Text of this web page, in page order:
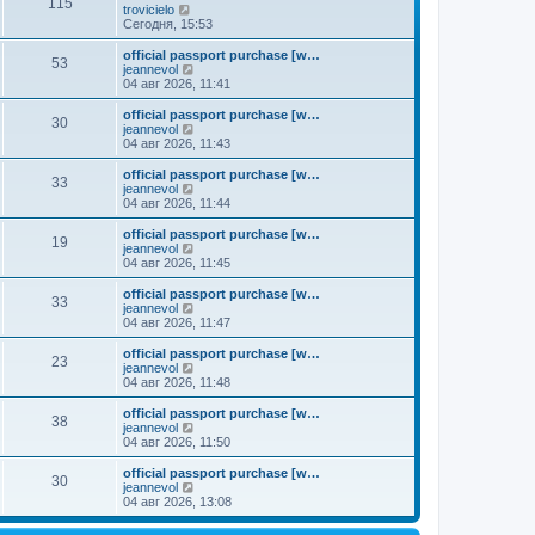
у
с
о
б
щ
е
н
и
н
е
с
о
щ
е
о
с
л
д
н
е
у
с
о
б
щ
е
н
и
115
trovicielo
е
р
е
й
т
и
п
о
с
е
д
н
е
м
у
с
о
о
б
щ
е
н
и
ю
Сегодня, 15:53
53
official passport purchase [w…
jeannevol
е
р
е
й
т
п
о
с
е
н
е
м
с
о
о
щ
е
н
ю
04 авг 2026, 11:41
30
official passport purchase [w…
jeannevol
е
р
е
й
т
п
о
с
е
н
е
м
с
о
о
щ
е
н
ю
04 авг 2026, 11:43
33
official passport purchase [w…
jeannevol
е
р
е
й
т
п
о
с
е
н
е
м
с
о
о
щ
е
н
04 авг 2026, 11:44
19
official passport purchase [w…
jeannevol
е
р
е
й
т
п
о
с
е
н
е
м
с
о
04 авг 2026, 11:45
33
official passport purchase [w…
jeannevol
е
р
е
й
т
п
о
с
е
н
е
04 авг 2026, 11:47
23
official passport purchase [w…
jeannevol
е
р
е
й
т
п
о
с
л
04 авг 2026, 11:48
38
official passport purchase [w…
jeannevol
е
р
е
й
т
к
04 авг 2026, 11:50
30
official passport purchase [w…
jeannevol
е
р
е
04 авг 2026, 13:08